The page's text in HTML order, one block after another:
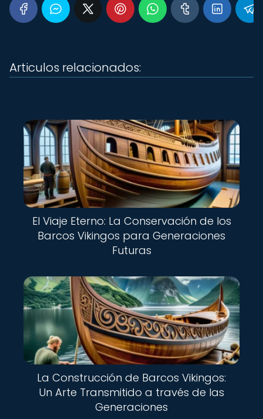
Articulos relacionados:
El Viaje Eterno: La Conservación de los
Barcos Vikingos para Generaciones
Futuras
La Construcción de Barcos Vikingos:
Un Arte Transmitido a través de las
Generaciones